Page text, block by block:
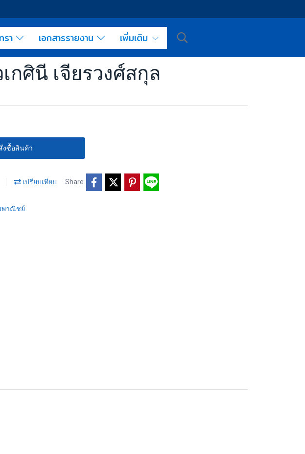
รา เอกสารรายงาน เพิ่มเติม
กศินี เจียรวงศ์สกุล
งซื้อสินค้า
เปรียบเทียบ Share
พาณิชย์